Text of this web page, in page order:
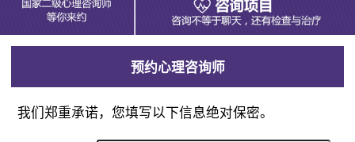
预约心理咨询师
我们郑重承诺，您填写以下信息绝对保密。